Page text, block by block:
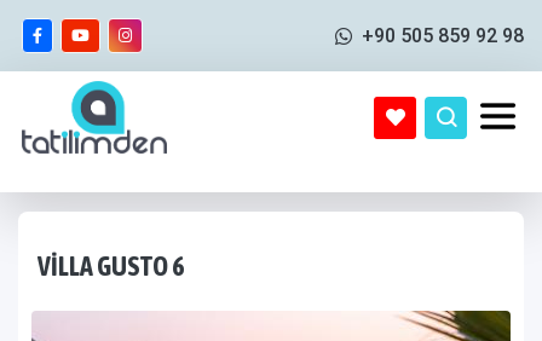
+90 505 859 92 98
VILLA GUSTO 6